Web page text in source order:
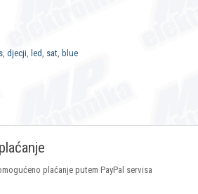
, djecji, led, sat, blue
plaćanje putem PayPal servisa